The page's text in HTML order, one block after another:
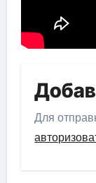
Для